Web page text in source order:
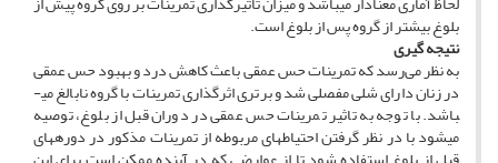
بلوغ بیشتر از گروه پس از بلوغ است.
نتیجه­ گیری
به نظر می‌رسد که تمرینات حس عمقی باعث کاهش درد و بهبود حس عمقی
در زنان دارای شلی مفصلی شد و برتری اثرگذاری تمرینات با گروه نابالغ می­
باشد. با توجه به تاثیر تمرینات حس عمقی در دوران قبل از بلوغ، توصیه
می­شود با در نظر گرفتن احتیاط­های مربوطه از تمرینات مذکور در دوره­های